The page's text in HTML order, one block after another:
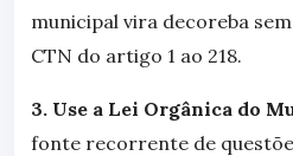
municipal vira decoreba
CTN do artigo 1 ao 218.
3. Use a Lei Orgânica do
fonte recorrente de